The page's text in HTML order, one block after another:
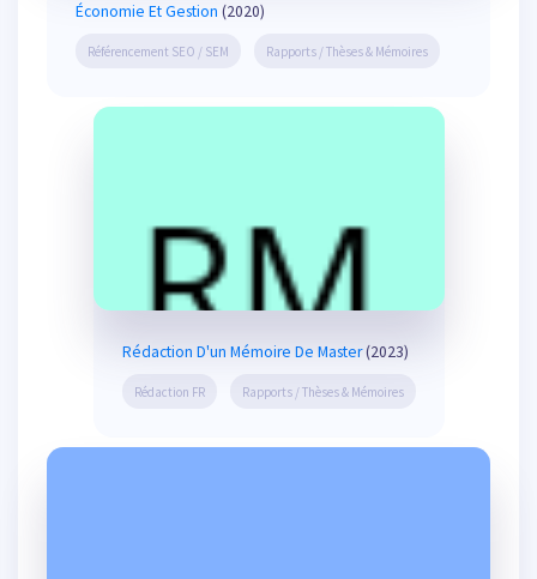
Économie Et Gestion (2020)
Référencement SEO / SEM Rapports / Thèses & Mémoires
Rédaction D'un Mémoire De Master(2023)
Rédaction FR Rapports / Thèses & Mémoires